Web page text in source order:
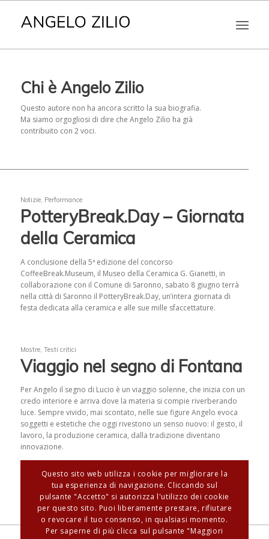
Chi è Angelo Zilio
Questo autore non ha ancora scritto la sua biografia.
Ma siamo orgogliosi di dire che Angelo Zilio ha già
contribuito con 2 voci.
Notizie, Performance
PotteryBreak.Day – Giornata
della Ceramica
A conclusione della 5ª edizione del concorso
CoffeeBreak.Museum, il Museo della Ceramica G. Gianetti, in
collaborazione con il Comune di Saronno, sabato 8 giugno terrà
nella città di Saronno il PotteryBreak.Day, un’intera giornata di
festa dedicata alla ceramica e alle sue mille sfaccettature.
Mostre, Testi critici
Viaggio nel segno di Fontana
Per Angelo il segno di Lucio è un viaggio solenne, che inizia con un
credo interiore e arriva dove la materia si compie riverberando
luce. Sempre vivido, mai scontato, nelle sue figure Angelo evoca
soggetti e estetiche che oggi rivestono un senso nuovo: il gesto, il
lavoro, la produzione ceramica, dalla tradizione diventano
innovazione.
Questo sito web utilizza i cookie per migliorare la
tua esperienza di navigazione. Cliccando sul
pulsante "Accetto" si autorizza l'utilizzo dei cookie
per questo sito. Puoi liberamente prestare, rifiutare
o revocare il tuo consenso, in qualsiasi momento.
Per saperne di più clicca sul pulsante "Maggiori